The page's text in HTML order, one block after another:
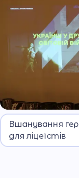
Лекції
Вшанування
для ліцеїстів